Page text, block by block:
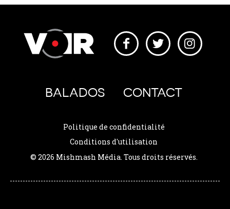
BALADOS CONTACT
Politique de confidentialité
Conditions d'utilisation
© 2026 Mishmash Média. Tous droits réservés.